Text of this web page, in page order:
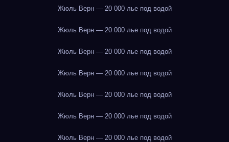
Жюль Верн — 20 000 лье под водой
Жюль Верн — 20 000 лье под водой
Жюль Верн — 20 000 лье под водой
Жюль Верн — 20 000 лье под водой
Жюль Верн — 20 000 лье под водой
Жюль Верн — 20 000 лье под водой
Жюль Верн — 20 000 лье под водой